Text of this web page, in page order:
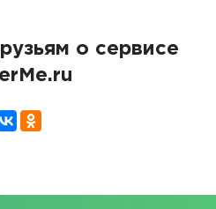
о сервисе